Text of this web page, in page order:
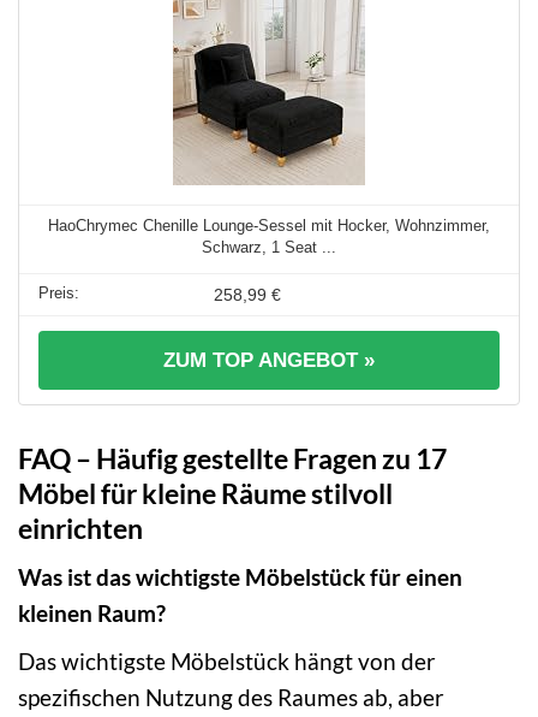
HaoChrymec Chenille Lounge-Sessel mit Hocker, Wohnzimmer,
Schwarz, 1 Seat ...
258,99 €
ZUM TOP ANGEBOT »
FAQ – Häufig gestellte Fragen zu 17
Möbel für kleine Räume stilvoll
einrichten
Was ist das wichtigste Möbelstück für einen
kleinen Raum?
Das wichtigste Möbelstück hängt von der
spezifischen Nutzung des Raumes ab, aber